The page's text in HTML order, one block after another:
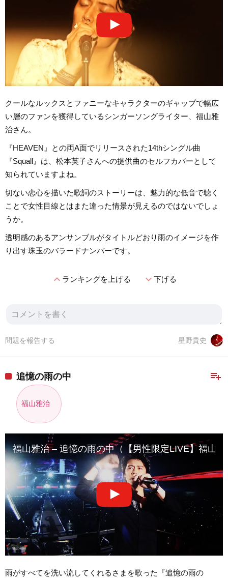
クールなルックスとファニーなキャラクターのギャップで幅広
い層のファンを獲得しているシンガーソングライター、福山雅
治さん。
『HEAVEN』との両A面でリリースされた14thシングル曲
『Squall』は、松本英子さんへの提供曲のセルフカバーとして
知られていますよね。
切ない恋心を描いた歌詞のストーリーは、魅力的な低音で聴く
ことで女性目線とはまた違った情景が見えるのではないでしょ
うか。
透明感のあるアンサンブルがタイトルどおり雨のイメージを作
り出す珠玉のバラードナンバーです。
expand_lessランキングを上げる expand_more下げる
星野貴史
問題を報告する
playlist_add
追憶の雨の中
福山雅治
福山雅治 – 追憶の雨の中（【男性限定LIVE】福山
雨がすべてを洗い流してくれるさまを歌った『追憶の雨の